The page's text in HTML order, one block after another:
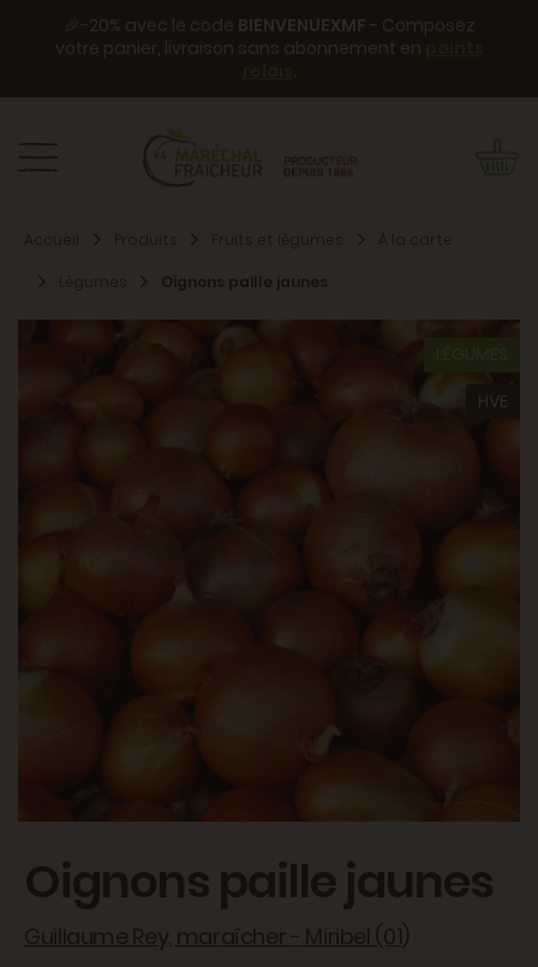
🎉-20% avec le code BIENVENUEXMF - Composez
votre panier, livraison sans abonnement en
.
Oignons paille jaunes
LÉGUMES
HVE
Oignons paille jaunes
Guillaume Rey, maraîcher - Miribel (01)